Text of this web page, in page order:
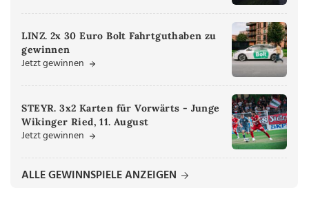
LINZ. 2x 30 Euro Bolt Fahrtguthaben zu
gewinnen
Jetzt gewinnen
STEYR. 3x2 Karten für Vorwärts - Junge
Wikinger Ried, 11. August
Jetzt gewinnen
ALLE GEWINNSPIELE ANZEIGEN